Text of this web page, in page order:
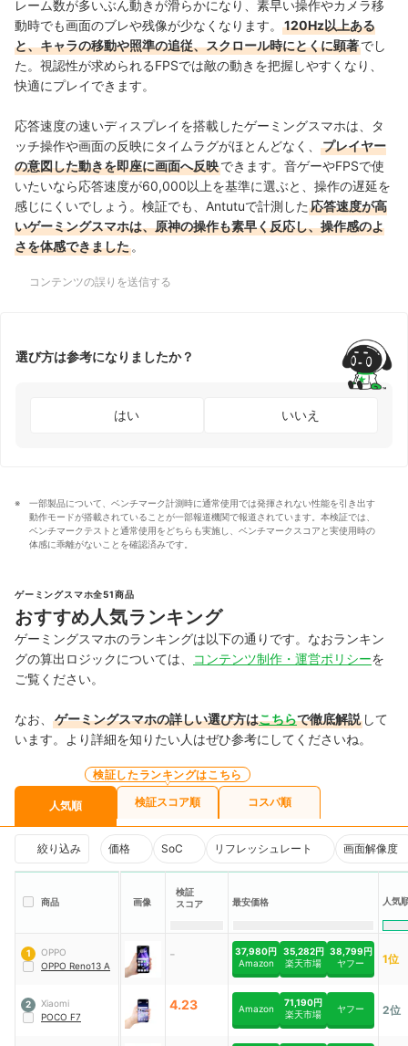
レーム数が多いぶん動きが滑らかになり、素早い操作やカメラ移
動時でも画面のブレや残像が少なくなります。
120Hz以上ある
と、キャラの移動や照準の追従、スクロール時にとくに顕著でし
た。視認性が求められるFPSでは敵の動きを把握しやすくなり、
快適にプレイできます。
応答速度の速いディスプレイを搭載したゲーミングスマホは、タ
ッチ操作や画面の反映にタイムラグがほとんどなく、
プレイヤー
の意図した動きを即座に画面へ反映できます。音ゲーやFPSで使
いたいなら応答速度が60,000以上を基準に選ぶと、操作の遅延を
感じにくいでしょう。検証でも、Antutuで計測した 応答速度が高
いゲーミングスマホは、原神の操作も素早く反応し、操作感のよ
さを体感できました 。
コンテンツの誤りを送信する
選び方は参考になりましたか？
はい いいえ
一部製品について、ベンチマーク計測時に通常使用では発揮されない性能を引き出す
動作モードが搭載されていることが一部報道機関で報道されています。本検証では、
ベンチマークテストと通常使用をどちらも実施し、ベンチマークスコアと実使用時の
体感に乖離がないことを確認済みです。
ゲーミングスマホ全51商品
おすすめ人気ランキング
ゲーミングスマホのランキングは以下の通りです。なおランキン
グの算出ロジックについては、
コンテンツ制作・運営ポリシーを
ご覧ください。
なお、 ゲーミングスマホの詳しい選び方はこちらで徹底解説 して
います。より詳細を知りたい人はぜひ参考にしてくださいね。
人気順
検証したランキングはこちら
検証スコア順 コスパ順
絞り込み 価格 SoC リフレッシュレート 画面解像度
商品 画像
検証
スコア
最安価格 人気
1
OPPO
OPPO Reno13 A
-
37,980円
Amazon
35,282円
楽天市場
38,799円
ヤフー
1位
2
Xiaomi
POCO F7
4.23 Amazon
71,190円
楽天市場
ヤフー 2位